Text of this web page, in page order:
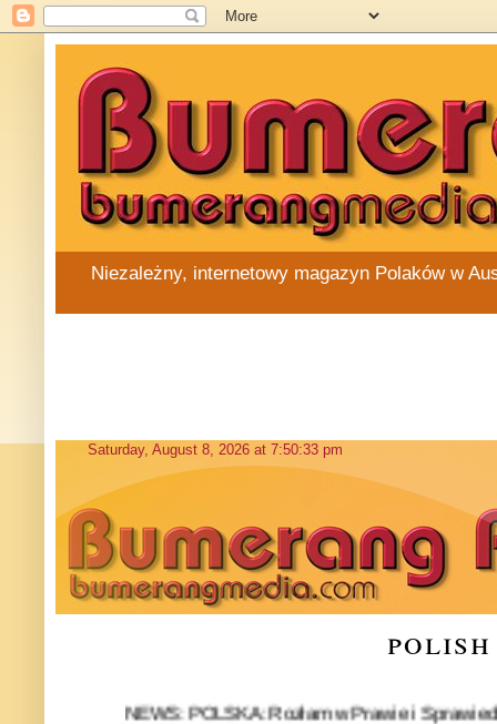
Niezależny, internetowy magazyn Polaków w
NEWS: POLSKA: Rozłam w Prawie i